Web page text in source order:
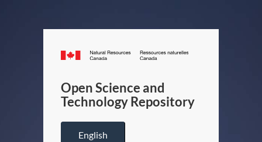
Canada.ca
/
Canada
Open Science and
Technology Repository
English